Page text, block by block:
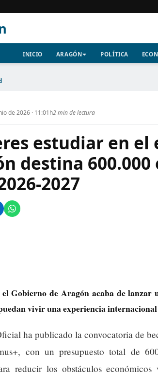
INICIO ARAGÓN POLÍTICA
de 2026 · 11:01h2 min de lectura
estudiar en el
destina 600.000
2027
el Gobierno de Aragón acaba de lanzar
vivir una experiencia
ha publicado la convocatoria de
con un presupuesto total de
reducir los obstáculos